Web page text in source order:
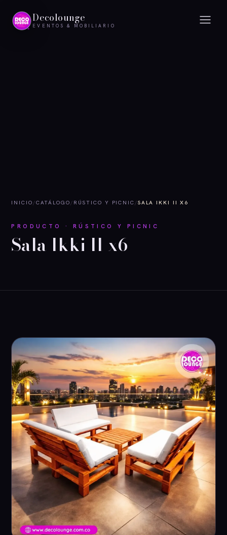
Decolounge
EVENTOS & MOBILIARIO
INICIO /CATÁLOGO / RÚSTICO Y PICNIC /SALA IKKI II X6
PRODUCTO · RÚSTICO Y PICNIC
Sala Ikki II x6